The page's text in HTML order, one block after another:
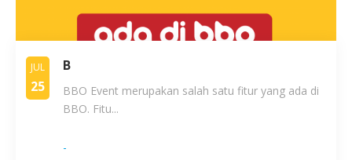
JUL
25
B
BBO Event merupakan salah satu fitur yang ada di
BBO. Fitu...
-